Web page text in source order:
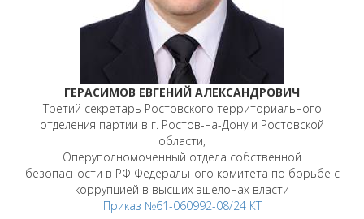
ГЕРАСИМОВ ЕВГЕНИЙ АЛЕКСАНДРОВИЧ
Третий секретарь Ростовского территориального
отделения партии в г. Ростов-на-Дону и Ростовской
области,
Оперуполномоченный отдела собственной
безопасности в РФ Федерального комитета по борьбе с
коррупцией в высших эшелонах власти
Приказ №61-060992-08/24 КТ